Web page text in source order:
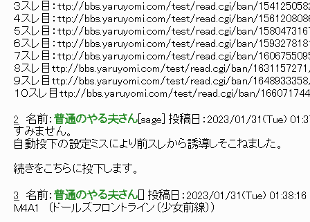
３スレ目：ttp://bbs.yaruyomi.com/test/read.cgi/ban/
４スレ目：ttp://bbs.yaruyomi.com/test/read.cgi/ban/
５スレ目：ttp://bbs.yaruyomi.com/test/read.cgi/ban/
６スレ目：ttp://bbs.yaruyomi.com/test/read.cgi/ban/
７スレ目：ttp://bbs.yaruyomi.com/test/read.cgi/ban/
８スレ目ttp://bbs.yaruyomi.com/test/read.cgi/ban/
９スレ目ttp://bbs.yaruyomi.com/test/read.cgi/ban/
１０スレ目ttp://bbs.yaruyomi.com/test/read.cgi/ban/
2 名前： 普通のやる夫さん sage ] 投稿日： 2023/01/31(Tue)
すみません。
自動投下の設定ミスにより前スレから誘導しそこねました。
続きをこちらに投下します。
3 名前： 普通のやる夫さん ] 投稿日： 2023/01/31(Tue) 01:38:16
M4A1 （ドールズフロントライン（少女前線））